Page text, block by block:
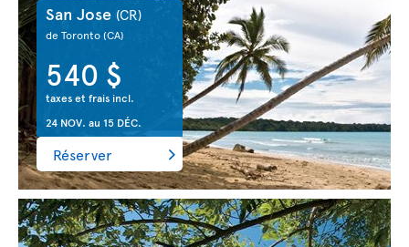
San Jose (CR)
de Toronto(CA)
540 $
taxes et frais incl.
24 NOV. au 15 DÉC.
Réserver